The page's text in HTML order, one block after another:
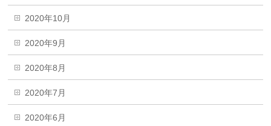
2020年10月
2020年9月
2020年8月
2020年7月
2020年6月